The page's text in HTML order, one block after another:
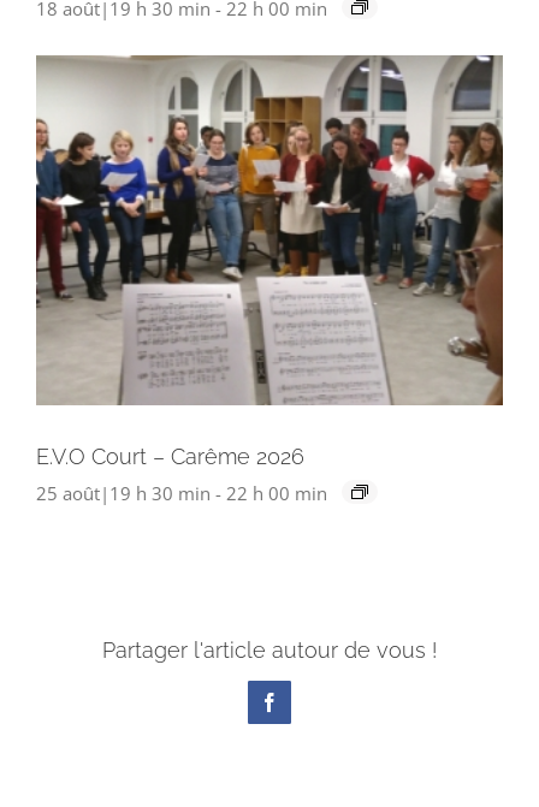
18 août|19 h 30 min - 22 h 00 min
E.V.O Court – Carême 2026
25 août|19 h 30 min - 22 h 00 min
Partager l'article autour de vous !
Facebook